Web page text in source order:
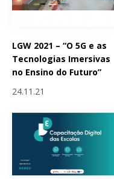
LGW 2021 – “O 5G e as
Tecnologias Imersivas
no Ensino do Futuro”
24.11.21